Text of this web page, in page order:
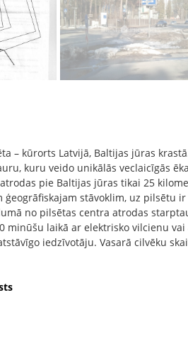
– kūrorts Latvijā, Baltijas jūras
kuru veido unikālās veclaicīgās
pie Baltijas jūras tikai 25
ģeogrāfiskajam stāvoklim, uz pilsētu
no pilsētas centra atrodas
minūšu laikā ar elektrisko vilcienu
iedzīvotāju. Vasarā cilvēku